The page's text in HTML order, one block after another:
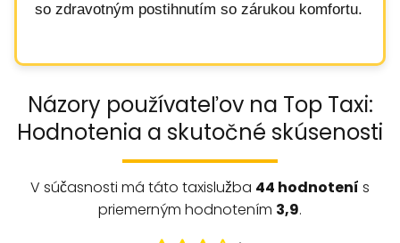
so zdravotným postihnutím so zárukou komfortu.
Názory používateľov na Top Taxi:
Hodnotenia a skutočné skúsenosti
V súčasnosti má táto taxislužba 44 hodnotení s
priemerným hodnotením 3,9.